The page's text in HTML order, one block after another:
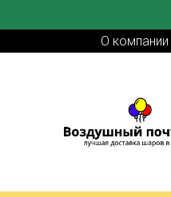
О компании